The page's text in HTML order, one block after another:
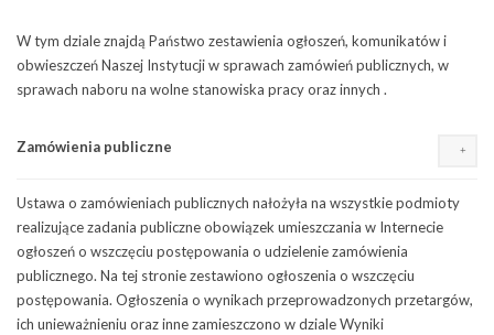
W tym dziale znajdą Państwo zestawienia ogłoszeń, komunikatów i
obwieszczeń Naszej Instytucji w sprawach zamówień publicznych, w
sprawach naboru na wolne stanowiska pracy oraz innych .
Zamówienia publiczne
Ustawa o zamówieniach publicznych nałożyła na wszystkie podmioty
realizujące zadania publiczne obowiązek umieszczania w Internecie
ogłoszeń o wszczęciu postępowania o udzielenie zamówienia
publicznego. Na tej stronie zestawiono ogłoszenia o wszczęciu
postępowania. Ogłoszenia o wynikach przeprowadzonych przetargów,
ich unieważnieniu oraz inne zamieszczono w dziale Wyniki